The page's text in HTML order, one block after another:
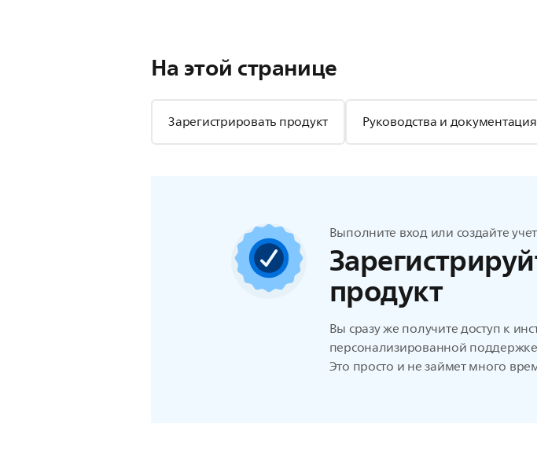
На этой странице
Зарегистрировать продукт Руководства и документация
Выполните вход или создайте
продукт
Вы сразу же получите доступ к
персонализированной
Это просто и не займет много